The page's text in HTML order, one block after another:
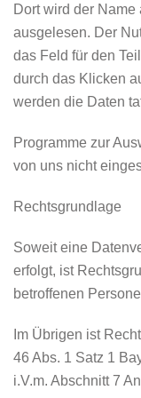
Dort wird der
ausgelesen. Der
das Feld für den
durch das Klicken
werden die Daten
Programme zur
von uns nicht
Rechtsgrundlage
Soweit eine
erfolgt, ist
betroffenen
Im Übrigen ist
46 Abs. 1 Satz 1
i.V.m. Abschnitt 7